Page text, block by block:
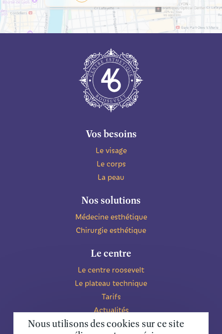
Vos besoins
Le visage
Le corps
La peau
Nos solutions
Médecine esthétique
Chirurgie esthétique
Le centre
Le centre roosevelt
Le plateau technique
Tarifs
Actualités
Nous utilisons des cookies sur ce site